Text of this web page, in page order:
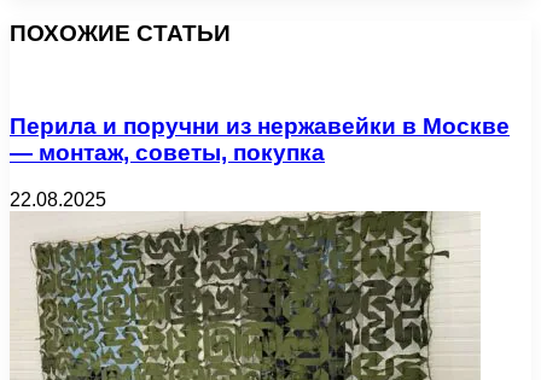
ПОХОЖИЕ СТАТЬИ
Перила и поручни из нержавейки в Москве
— монтаж, советы, покупка
22.08.2025